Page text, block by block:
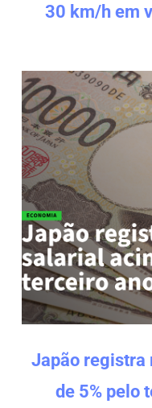
30 km/h em
Japão registra
de 5% pelo